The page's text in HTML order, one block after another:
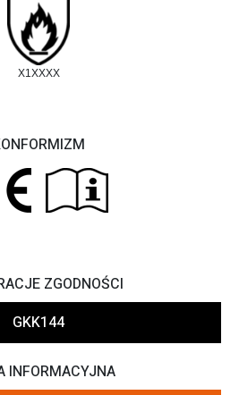
X1XXXX
ZGODNOŚCI
GKK144
INFORMACYJNA